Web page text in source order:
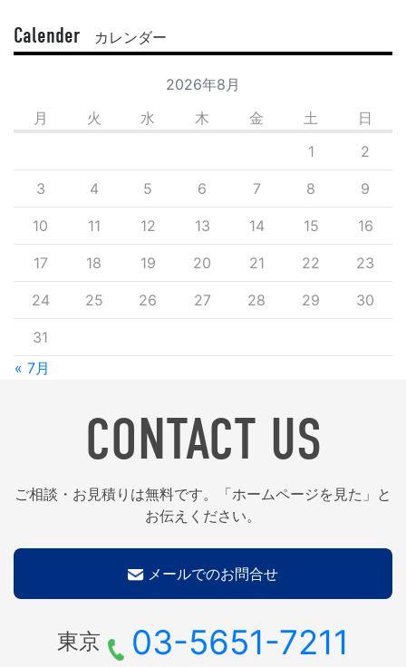
Calender カレンダー
2026年8月
月
火 水 木 金 土 日
« 7月
1 2
3 4 5 6 7 8 9
10 11 12 13 14 15 16
17 18 19 20 21 22 23
24 25 26 27 28 29 30
31
CONTACT US
ご相談・お見積りは無料です。「ホームページを見た」と
お伝えください。
メールでのお問合せ
東京 03-5651-7211